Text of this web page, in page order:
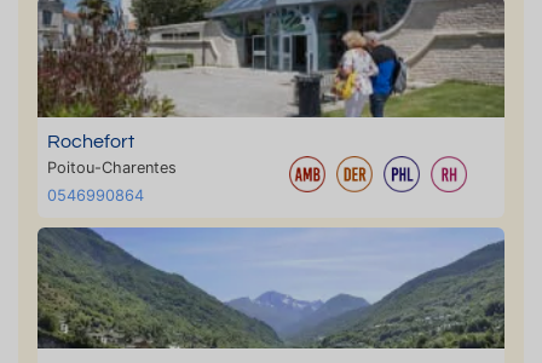
Rochefort
Poitou-Charentes
0546990864